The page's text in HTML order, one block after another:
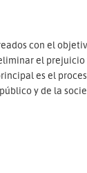
con el
el
es el
y de la